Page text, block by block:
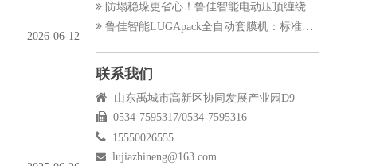
2026-06-12
防塌稳垛更省心！鲁佳智能电动压顶缠绕机升级物流包装标准
鲁佳智能LUGApack全自动套膜机：标准化垛料套膜，优化仓储包装防护
联系我们
 山东禹城市高新区协同发展产业园D9
 0534-7595317/0534-7595316
 15550026555

lujiazhineng@163.com